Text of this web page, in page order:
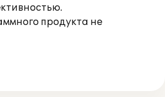
продукта не